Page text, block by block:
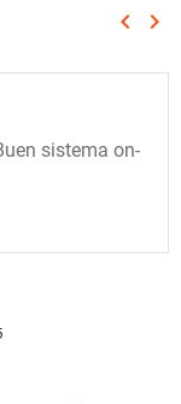
keyboard_arrow_left keyboard_arrow_right
sistema on-